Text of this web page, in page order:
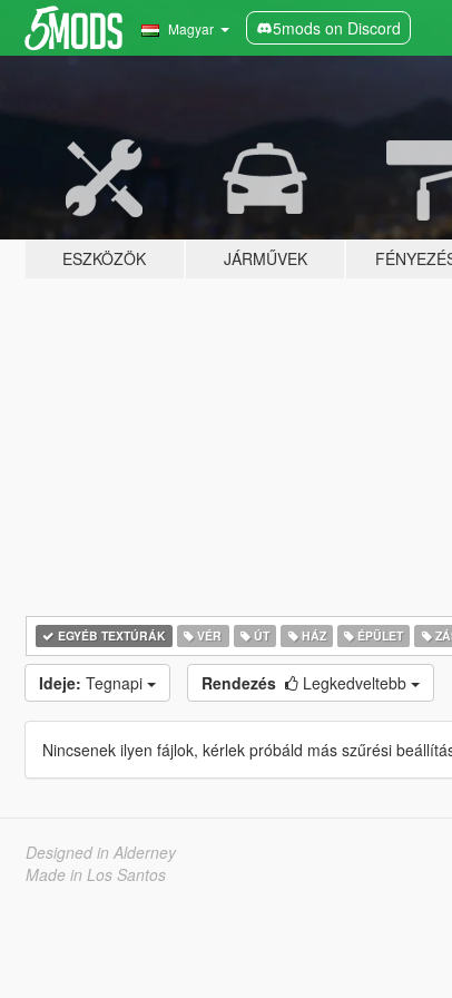
Magyar 5mods on Discord
ESZKÖZÖK JÁRMŰVEK
EGYÉB TEXTÚRÁK VÉR ÚT HÁZ ÉPÜLET
Ideje: Tegnapi Rendezés Legkedveltebb
Nincsenek ilyen fájlok, kérlek próbáld más szűrési
Designed in Alderney
Made in Los Santos